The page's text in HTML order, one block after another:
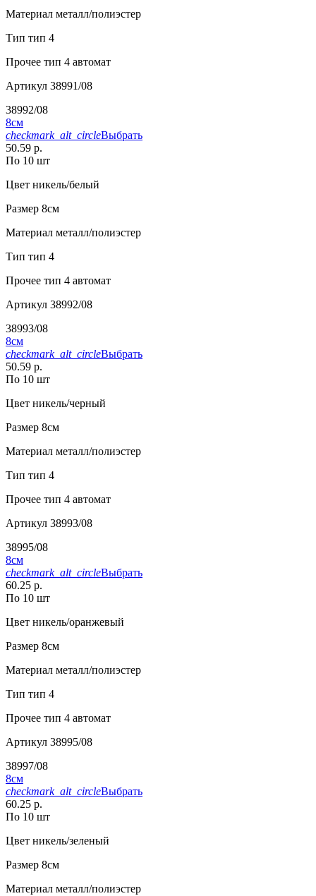
Материал металл/полиэстер
Тип тип 4
Прочее тип 4 автомат
Артикул 38991/08
38992/08
8см
checkmark_alt_circleВыбрать
50.59 р.
По 10 шт
Цвет никель/белый
Размер 8см
Материал металл/полиэстер
Тип тип 4
Прочее тип 4 автомат
Артикул 38992/08
38993/08
8см
checkmark_alt_circleВыбрать
50.59 р.
По 10 шт
Цвет никель/черный
Размер 8см
Материал металл/полиэстер
Тип тип 4
Прочее тип 4 автомат
Артикул 38993/08
38995/08
8см
checkmark_alt_circleВыбрать
60.25 р.
По 10 шт
Цвет никель/оранжевый
Размер 8см
Материал металл/полиэстер
Тип тип 4
Прочее тип 4 автомат
Артикул 38995/08
38997/08
8см
checkmark_alt_circleВыбрать
60.25 р.
По 10 шт
Цвет никель/зеленый
Размер 8см
Материал металл/полиэстер